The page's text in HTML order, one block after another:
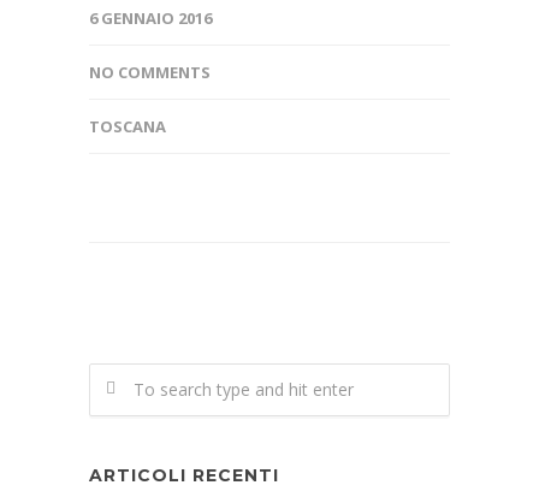
6 GENNAIO 2016
NO COMMENTS
TOSCANA
ARTICOLI RECENTI